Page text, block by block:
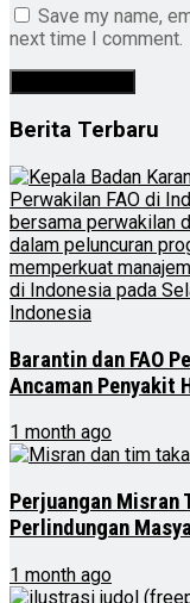
Save my name,
next time I comment.
Berita Terbaru
Barantin dan FAO
Ancaman Penyakit
1 month ago
Perjuangan Misran
Perlindungan
1 month ago